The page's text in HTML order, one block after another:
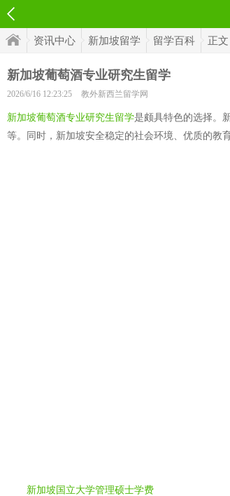
资讯中心 新加坡留学 留学百科 正文
新加坡葡萄酒专业研究生留学
2026/6/16 12:23:25 教外新西兰留学网
新加坡葡萄酒专业研究生留学是颇具特色的选择。
等。同时，新加坡安全稳定的社会环境、优质的教
新加坡国立大学管理硕士学费